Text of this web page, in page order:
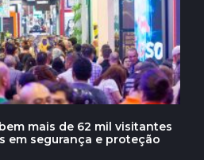
mais de 62 mil visitantes
em segurança e proteção